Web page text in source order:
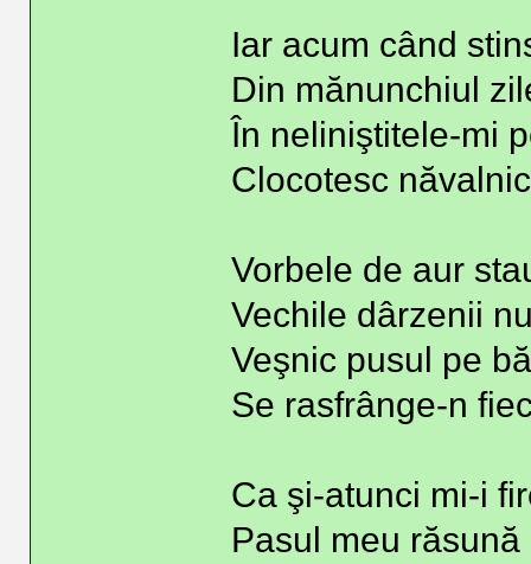
Iar acum când
Din mănunchiul
În neliniştitele-mi
Clocotesc
Vorbele de aur
Vechile dârzenii
Veşnic pusul pe
Se rasfrânge-n
Ca şi-atunci mi-i
Pasul meu